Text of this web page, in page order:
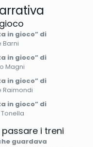
in gioco” di
Barni
in gioco” di
Magni
in gioco” di
Raimondi
in gioco” di
i treni
guardava